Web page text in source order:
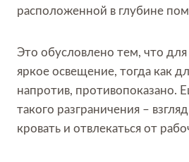
расположенной в глубине
Это обусловлено тем, что
яркое освещение, тогда как
напротив, противопоказано.
такого разграничения –
кровать и отвлекаться от